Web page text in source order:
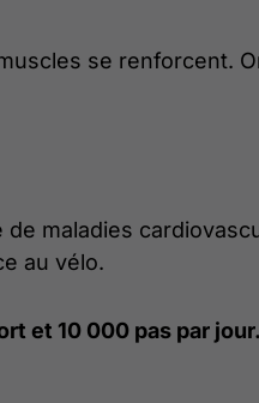
se renforcent.
maladies
au vélo.
et 10 000 pas par jour.